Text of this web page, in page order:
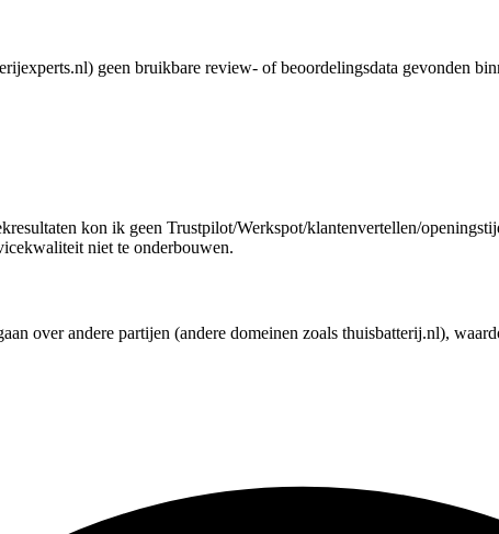
geen bruikbare review- of beoordelingsdata gevonden
kon ik geen Trustpilot/Werkspot/klantenvertellen/
niet te onderbouwen.
over andere partijen (andere domeinen zoals thuisbatterij.nl),